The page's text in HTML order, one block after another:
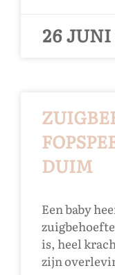
26 JUNI
DUIM
Een baby
is, heel
zijn